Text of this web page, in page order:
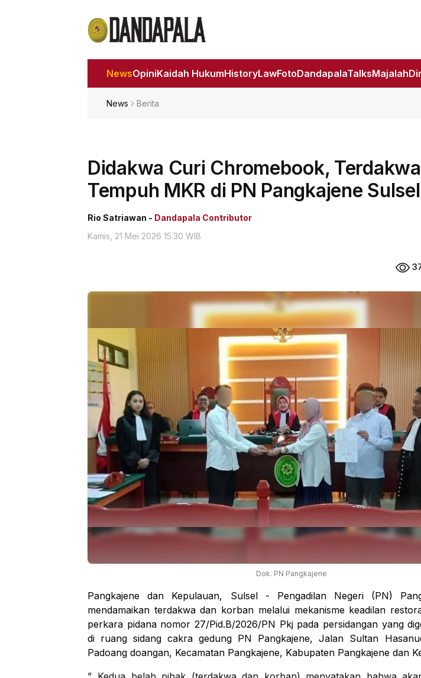
NewsOpiniKaidah HukumHistoryLawFotoDandapalaTalksMajalah
News Berita
Didakwa Curi Chromebook, Terdakwa
Tempuh MKR di PN Pangkajene Sulsel
Rio Satriawan - Dandapala Contributor
Kamis, 21 Mei 2026 15:30 WIB
Dok. PN Pangkajene
Pangkajene dan Kepulauan, Sulsel - Pengadilan Negeri (PN)
mendamaikan terdakwa dan korban melalui mekanisme keadilan
perkara pidana nomor 27/Pid.B/2026/PN Pkj pada persidangan yang
di ruang sidang cakra gedung PN Pangkajene, Jalan Sultan
Padoang doangan, Kecamatan Pangkajene, Kabupaten Pangkajene dan